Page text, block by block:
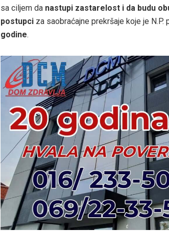
sa ciljem da nastupi zastarelost i da budu
postupci za saobraćajne prekršaje koje je N.P.
godine.